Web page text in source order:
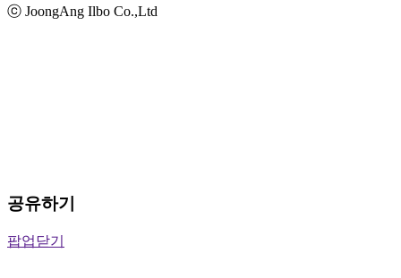
ⓒ JoongAng Ilbo Co.,Ltd
공유하기
팝업닫기